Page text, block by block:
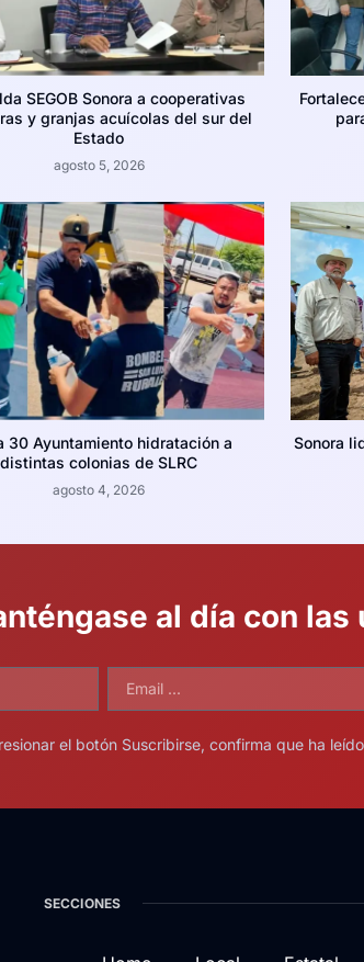
SEGOB Sonora a cooperativas
y granjas acuícolas del sur del
Estado
agosto 5, 2026
30 Ayuntamiento hidratación a
distintas colonias de SLRC
agosto 4, 2026
Sonora
al día con
el botón Suscribirse, confirma que ha
SECCIONES